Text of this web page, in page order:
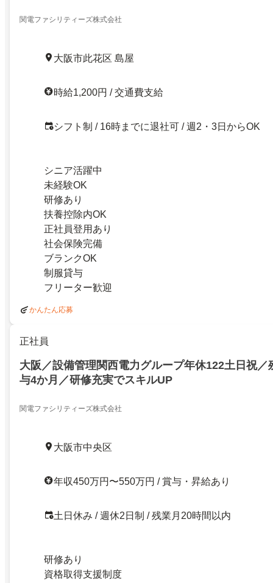
関電ファシリティーズ株式会社
大阪市此花区 島屋
時給1,200円 / 交通費支給
シフト制 / 16時までに退社可 / 週2・3日からOK
シニア活躍中
未経験OK
研修あり
扶養控除内OK
正社員登用あり
社会保険完備
ブランクOK
制服貸与
フリーター歓迎
かんたん応募
正社員
大阪／設備管理関西電力グループ年休122土日祝／
与4か月／研修充実でスキルUP
関電ファシリティーズ株式会社
大阪市中央区
年収450万円〜550万円 / 賞与・昇給あり
土日休み / 週休2日制 / 残業月20時間以内
研修あり
資格取得支援制度